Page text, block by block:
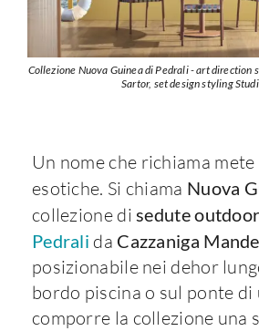
Collezione Nuova Guinea di Pedrali - art direction
Sartor, set design styling
Un nome che richiama
esotiche. Si chiama Nuova
collezione disedute outdoor
Pedrali da Cazzaniga
posizionabile nei dehor
bordo piscina o sul ponte di
comporre la collezione una